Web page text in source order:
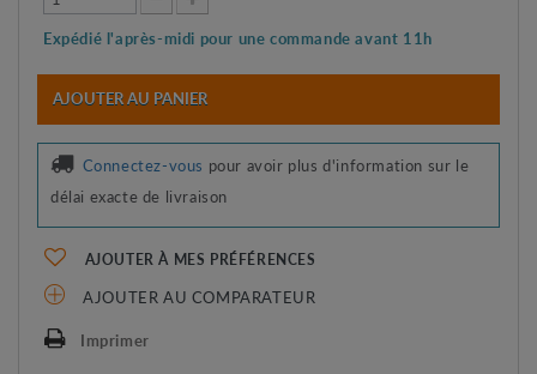
Expédié l'après-midi pour une commande avant 11h
AJOUTER AU PANIER
Connectez-vous pour avoir plus d'information sur le
délai exacte de livraison
AJOUTER À MES PRÉFÉRENCES
AJOUTER AU COMPARATEUR
Imprimer